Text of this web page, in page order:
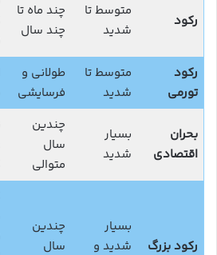
رکود
متوسط تا
شدید
چند ماه تا
چند سال
رکود
تورمی
متوسط تا
شدید
طولانی و
فرسایشی
بحران
اقتصادی
بسیار
شدید
چندین
سال
متوالی
رکود بزرگ
بسیار
شدید و
چندین
سال